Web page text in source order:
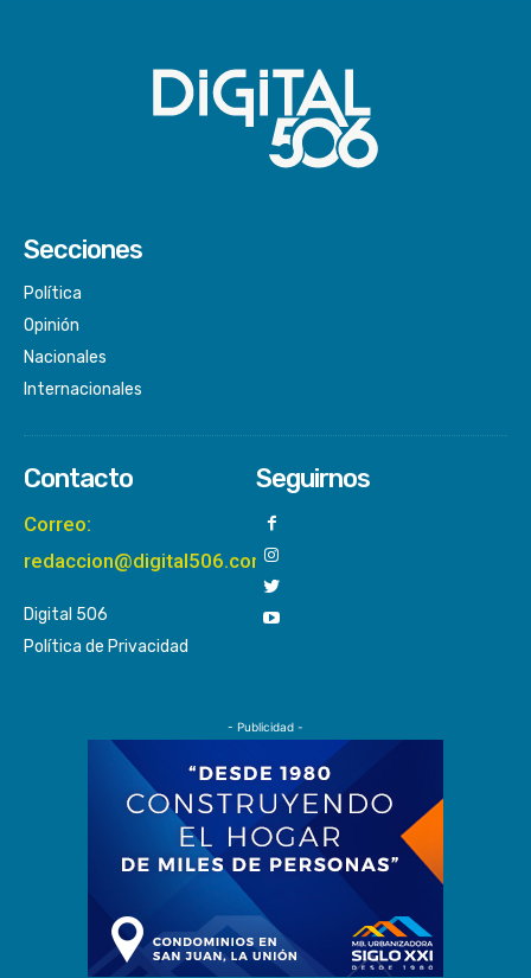
Secciones
Política
Opinión
Nacionales
Internacionales
Contacto
Correo:
redaccion@digital506.com
Digital 506
Política de Privacidad
Seguirnos
- Publicidad -